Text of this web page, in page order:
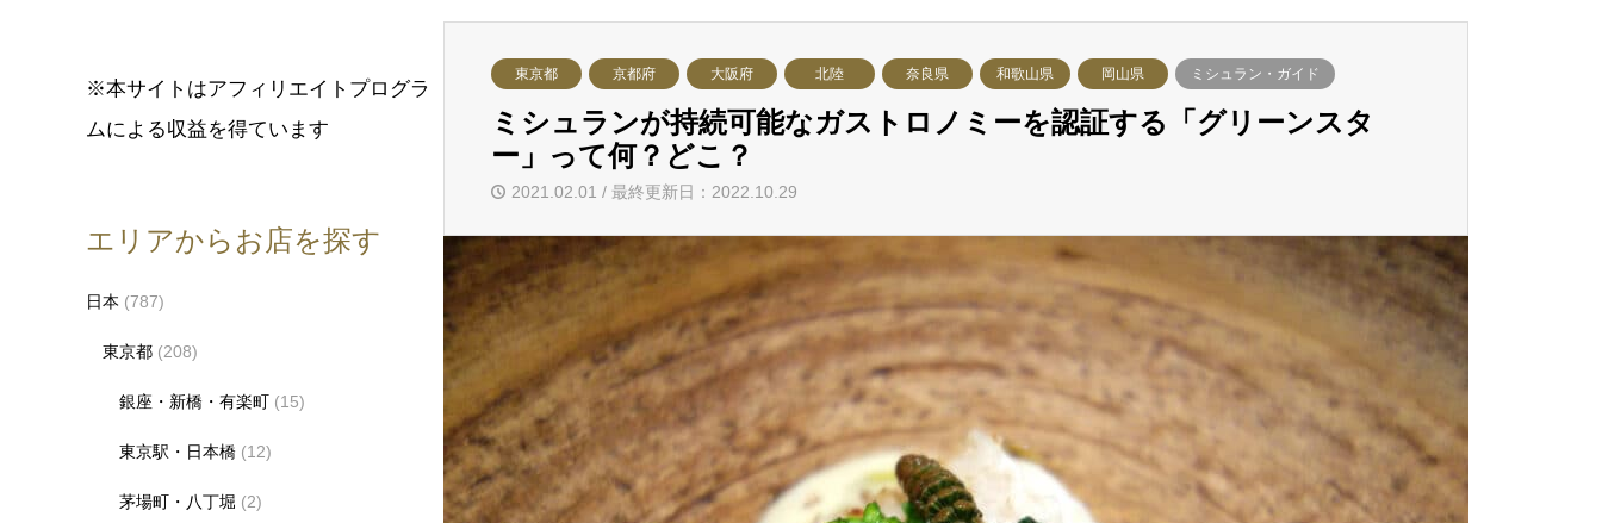
東京都 京都府 大阪府 北陸 奈良県 和歌山県 岡山県 ミシュラン・ガイド
ミシュランが持続可能なガストロノミーを認証する「グリーンスタ
ー」って何？どこ？
2021.02.01 / 最終更新日：2022.10.29
※本サイトはアフィリエイトプログラ
ムによる収益を得ています
エリアからお店を探す
日本 (787)
東京都 (208)
銀座・新橋・有楽町 (15)
東京駅・日本橋 (12)
茅場町・八丁堀 (2)